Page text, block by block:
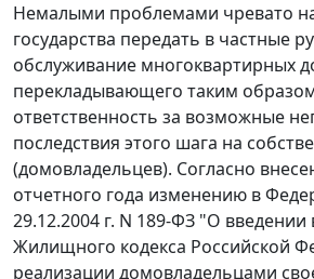
Немалыми проблемами чревато
государства передать в частные
обслуживание многоквартирных
перекладывающего таким
ответственность за возможные
последствия этого шага на
(домовладельцев). Согласно
отчетного года изменению в
29.12.2004 г. N 189-ФЗ "О введении
Жилищного кодекса Российской
реализации домовладельцами